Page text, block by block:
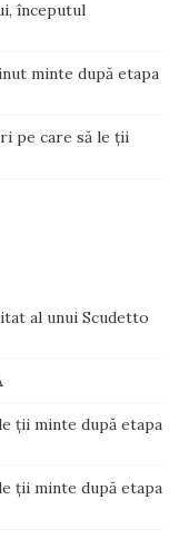
începutul
minte după etapa
pe care să le ții
al unui Scudetto
ții minte după etapa
ții minte după etapa